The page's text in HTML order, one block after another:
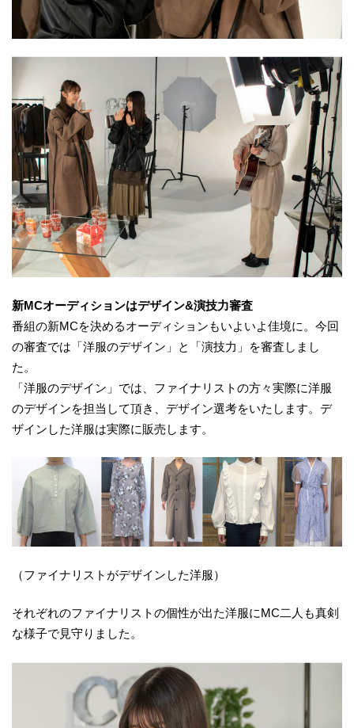
新MCオーディションはデザイン&演技力審査
番組の新MCを決めるオーディションもいよいよ佳境に。今回
の審査では「洋服のデザイン」と「演技力」を審査しまし
た。
「洋服のデザイン」では、ファイナリストの方々実際に洋服
のデザインを担当して頂き、デザイン選考をいたします。デ
ザインした洋服は実際に販売します。
（ファイナリストがデザインした洋服）
それぞれのファイナリストの個性が出た洋服にMC二人も真剣
な様子で見守りました。